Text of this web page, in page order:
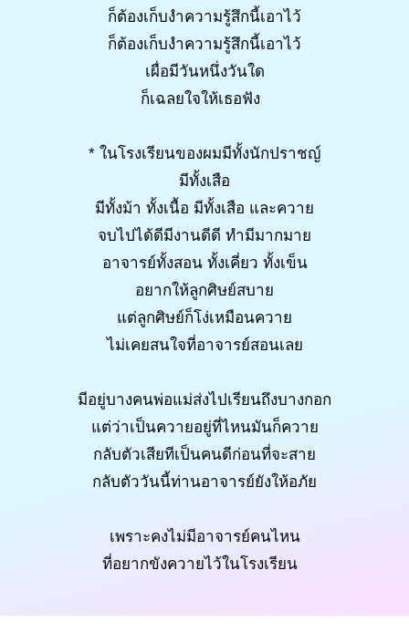
ก็ต้องเก็บงำความรู้สึกนี้เอาไว้
ก็ต้องเก็บงำความรู้สึกนี้เอาไว้
เผื่อมีวันหนึ่งวันใด
ก็เฉลยใจให้เธอฟัง
* ในโรงเรียนของผมมีทั้งนักปราชญ์
มีทั้งเสือ
มีทั้งม้า ทั้งเนื้อ มีทั้งเสือ และควาย
จบไปได้ดีมีงานดีดี ทำมีมากมาย
อาจารย์ทั้งสอน ทั้งเคี่ยว ทั้งเข็น
อยากให้ลูกศิษย์สบาย
แต่ลูกศิษย์ก็โง่เหมือนควาย
ไม่เคยสนใจที่อาจารย์สอนเลย
มีอยู่บางคนพ่อแม่ส่งไปเรียนถึงบางกอก
แต่ว่าเป็นควายอยู่ที่ไหนมันก็ควาย
กลับตัวเสียทีเป็นคนดีก่อนที่จะสาย
กลับตัววันนี้ท่านอาจารย์ยังให้อภัย
เพราะคงไม่มีอาจารย์คนไหน
ที่อยากขังควายไว้ในโรงเรียน